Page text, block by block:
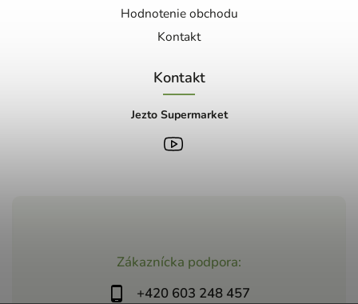
Zákaznícka podpora:
+420 603 248 457
Hodnotenie obchodu
Kontakt
Kontakt
Jezto Supermarket